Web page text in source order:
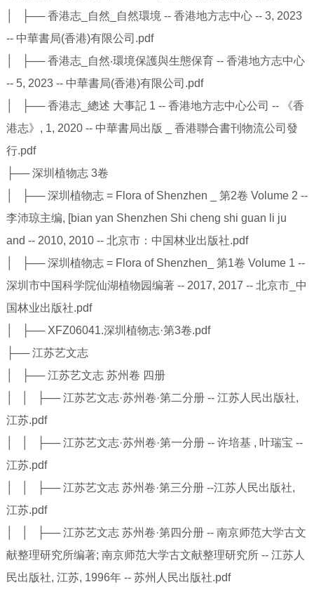
│ ├── 香港志_自然_自然環境 -- 香港地方志中心 -- 3, 2023
-- 中華書局(香港)有限公司.pdf
│ ├── 香港志_自然‧環境保護與生態保育 -- 香港地方志中心
-- 5, 2023 -- 中華書局(香港)有限公司.pdf
│ ├── 香港志_總述 大事記 1 -- 香港地方志中心公司 -- 《香
港志》, 1, 2020 -- 中華書局出版 _ 香港聯合書刊物流公司發
行.pdf
├── 深圳植物志 3卷
│ ├── 深圳植物志 = Flora of Shenzhen _ 第2卷 Volume 2 --
李沛琼主编, [bian yan Shenzhen Shi cheng shi guan li ju
and -- 2010, 2010 -- 北京市：中国林业出版社.pdf
│ ├── 深圳植物志 = Flora of Shenzhen_ 第1卷 Volume 1 --
深圳市中国科学院仙湖植物园编著 -- 2017, 2017 -- 北京市_中
国林业出版社.pdf
│ ├── XFZ06041.深圳植物志·第3卷.pdf
├── 江苏艺文志
│ ├── 江苏艺文志 苏州卷 四册
│ │ ├── 江苏艺文志·苏州卷·第二分册 -- 江苏人民出版社,
江苏.pdf
│ │ ├── 江苏艺文志·苏州卷·第一分册 -- 许培基 , 叶瑞宝 --
江苏.pdf
│ │ ├── 江苏艺文志 苏州卷·第三分册 --江苏人民出版社,
江苏.pdf
│ │ ├── 江苏艺文志 苏州卷·第四分册 -- 南京师范大学古文
献整理研究所编著; 南京师范大学古文献整理研究所 -- 江苏人
民出版社, 江苏, 1996年 -- 苏州人民出版社.pdf